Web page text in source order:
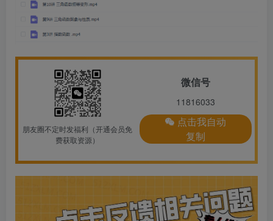
朋友圈不定时发福利（开通会员免
费获取资源）
微信号
11816033
点击我自动
复制